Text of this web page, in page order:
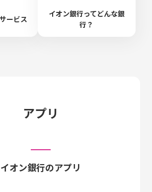
ービス
イオン銀行ってどんな銀
行？
アプリ
イオン銀行のアプリ